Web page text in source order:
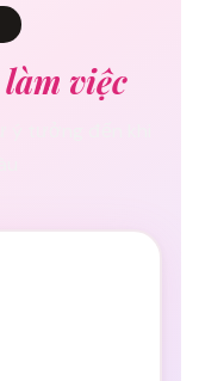
làm việc